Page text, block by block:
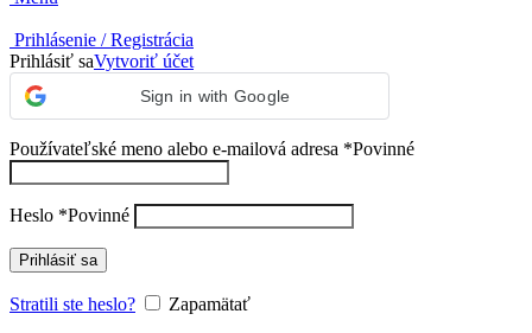
Prihlásenie / Registrácia
Prihlásiť saVytvoriť účet
Sign in with Google
Používateľské meno alebo e-mailová adresa *Povinné
Heslo *Povinné
Prihlásiť sa
Stratili ste heslo? Zapamätať